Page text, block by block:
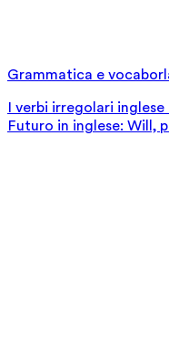
Grammatica e
I verbi irregolari
Futuro in inglese: Will,